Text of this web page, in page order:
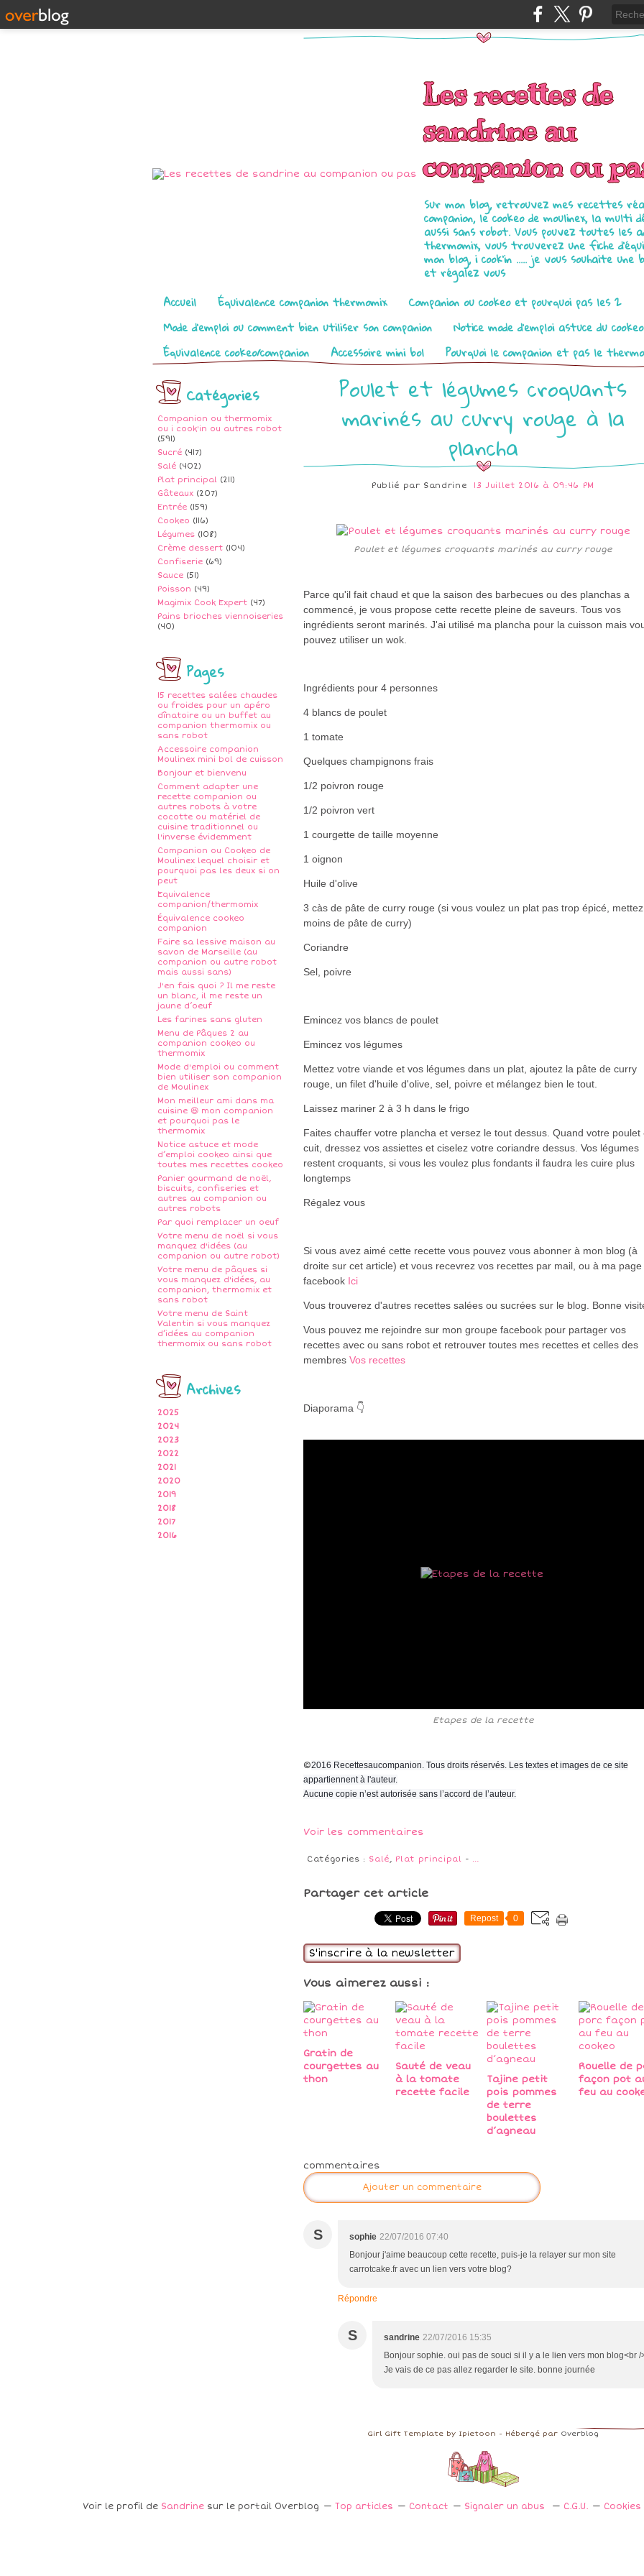
Les recettes de
sandrine au
companion ou
Sur mon blog, retrouvez mes recettes
companion, le cookeo de moulinex, la multi
aussi sans robot. Vous pouvez toutes les
thermomix, vous trouverez une fiche
mon blog, i cook'in ..... je vous souhaite une
et régalez vous
Pages
Accueil Équivalence companion thermomix
Companion ou cookeo et pourquoi pas les 2
Mode d’emploi ou comment bien utiliser son companion
Notice mode d’emploi astuce du
Équivalence cookeo/companion
Accessoire mini bol Pourquoi le companion et pas le
Catégories
Companion ou thermomix
ou i cook'in ou autres robot
(591)
Sucré (417)
Salé (402)
Plat principal (211)
Gâteaux (207)
Entrée (159)
Cookeo (116)
Légumes (108)
Crème dessert (104)
Confiserie (69)
Sauce (51)
Poisson (49)
Magimix Cook Expert (47)
Pains brioches viennoiseries
(40)
Pages
15 recettes salées chaudes
ou froides pour un apéro
dînatoire ou un buffet au
companion thermomix ou
sans robot
Accessoire companion
Moulinex mini bol de cuisson
Bonjour et bienvenu
Comment adapter une
recette companion ou
autres robots à votre
cocotte ou matériel de
cuisine traditionnel ou
l'inverse évidemment
Companion ou Cookeo de
Moulinex lequel choisir et
pourquoi pas les deux si on
peut
Equivalence
companion/thermomix
Équivalence cookeo
companion
Faire sa lessive maison au
savon de Marseille (au
companion ou autre robot
mais aussi sans)
J'en fais quoi ? Il me reste
un blanc, il me reste un
jaune d’oeuf
Les farines sans gluten
Menu de Pâques 2 au
companion cookeo ou
thermomix
Mode d'emploi ou comment
bien utiliser son companion
de Moulinex
Mon meilleur ami dans ma
cuisine 😆 mon companion
et pourquoi pas le
thermomix
Notice astuce et mode
d’emploi cookeo ainsi que
toutes mes recettes cookeo
Panier gourmand de noël,
biscuits, confiseries et
autres au companion ou
autres robots
Par quoi remplacer un oeuf
Votre menu de noël si vous
manquez d'idées (au
companion ou autre robot)
Votre menu de pâques si
vous manquez d'idées, au
companion, thermomix et
sans robot
Votre menu de Saint
Valentin si vous manquez
d’idées au companion
thermomix ou sans robot
Archives
2025
2024
2023
2022
2021
2020
2019
2018
2017
2016
Poulet et légumes croquants
marinés au curry rouge à la
plancha
Publié par Sandrine 13 Juillet 2016 à 09:46 PM
Poulet et légumes croquants marinés au curry rouge
Parce qu'il fait chaud et que la saison des barbecues ou des planchas a
commencé, je vous propose cette recette pleine de saveurs. Tous vos
ingrédients seront marinés. J'ai utilisé ma plancha pour la cuisson mais
pouvez utiliser un wok.
Ingrédients pour 4 personnes
4 blancs de poulet
1 tomate
Quelques champignons frais
1/2 poivron rouge
1/2 poivron vert
1 courgette de taille moyenne
1 oignon
Huile d'olive
3 càs de pâte de curry rouge (si vous voulez un plat pas trop épicé, mettez
moins de pâte de curry)
Coriandre
Sel, poivre
Emincez vos blancs de poulet
Emincez vos légumes
Mettez votre viande et vos légumes dans un plat, ajoutez la pâte de curry
rouge, un filet d'huile d'olive, sel, poivre et mélangez bien le tout.
Laissez mariner 2 à 3 h dans le frigo
Faites chauffer votre plancha et versez le tout dessus. Quand votre poulet
cuit, dressez vos assiettes et ciselez votre coriandre dessus. Vos légumes
restent croquants, si vous les voulez plus fondants il faudra les cuire plus
longtemps
Régalez vous
Si vous avez aimé cette recette vous pouvez vous abonner à mon blog (à
droite sur cet article) et vous recevrez vos recettes par mail, ou à ma page
facebook Ici
Vous trouverez d'autres recettes salées ou sucrées sur le blog. Bonne
Vous pouvez me rejoindre sur mon groupe facebook pour partager vos
recettes avec ou sans robot et retrouver toutes mes recettes et celles des
membres Vos recettes
Diaporama 👇
Etapes de la recette
©2016 Recettesaucompanion. Tous droits réservés. Les textes et images de ce site
appartiennent à l'auteur.
Aucune copie n’est autorisée sans l’accord de l’auteur.
Voir les commentaires
Catégories : Salé, Plat principal - …
Partager cet article
Repost 0
S'inscrire à la newsletter
Vous aimerez aussi :
Gratin de
courgettes au
thon
Sauté de veau
à la tomate
recette facile
Tajine petit
pois pommes
de terre
boulettes
d’agneau
Rouelle de
façon pot
feu au
commentaires
Ajouter un commentaire
S sophie 22/07/2016 07:40
Bonjour j'aime beaucoup cette recette, puis-je la relayer sur mon site
carrotcake.fr avec un lien vers votre blog?
Répondre
S sandrine 22/07/2016 15:35
Bonjour sophie. oui pas de souci si il y a le lien vers mon blog<br /
Je vais de ce pas allez regarder le site. bonne journée
Girl Gift Template by Ipietoon - Hébergé par Overblog
Voir le profil de Sandrinesur le portail Overblog Top articles Contact Signaler un abus C.G.U.